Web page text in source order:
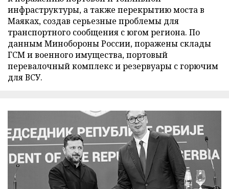
инфраструктуры, а также перекрытию моста в
Маяках, создав серьезные проблемы для
транспортного сообщения с югом региона. По
данным Минобороны России, поражены склады
ГСМ и военного имущества, портовый
перевалочный комплекс и резервуары с горючим
для ВСУ.